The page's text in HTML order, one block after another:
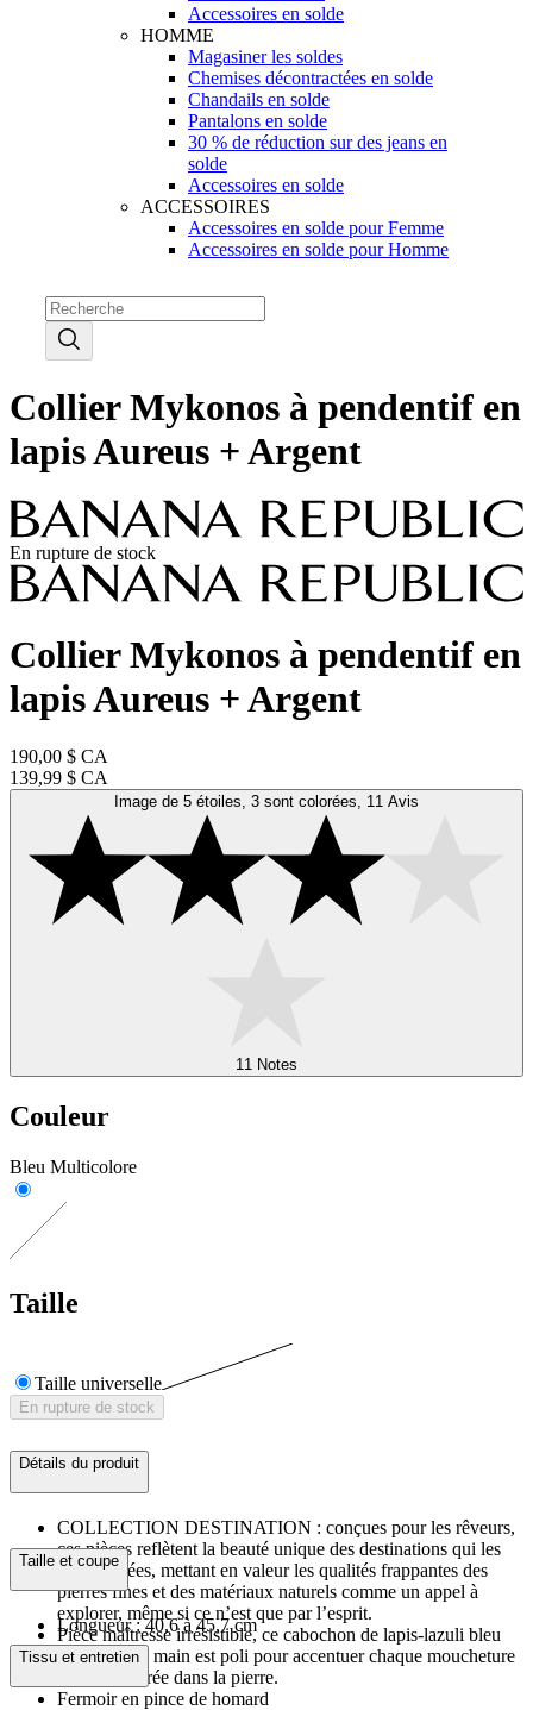
Accessoires en solde
HOMME
Magasiner les soldes
Chemises décontractées en solde
Chandails en solde
Pantalons en solde
30 % de réduction sur des jeans en
solde
Accessoires en solde
ACCESSOIRES
Accessoires en solde pour Femme
Accessoires en solde pour Homme
Collier Mykonos à pendentif en
lapis Aureus + Argent
En rupture de stock
Collier Mykonos à pendentif en
lapis Aureus + Argent
190,00 $ CA
139,99 $ CA
Image de 5 étoiles, 3 sont colorées, 11 Avis
11 Notes
Couleur
Bleu Multicolore
Taille
Taille universelle
En rupture de stock
Détails du produit
COLLECTION DESTINATION : conçues pour les rêveurs,
ces pièces reflètent la beauté unique des destinations qui les
ont inspirées, mettant en valeur les qualités frappantes des
pierres fines et des matériaux naturels comme un appel à
explorer, même si ce n’est que par l’esprit.
Pièce maîtresse irrésistible, ce cabochon de lapis-lazuli bleu
vif taillé à la main est poli pour accentuer chaque moucheture
de pyrite dorée dans la pierre.
Fermoir en pince de homard
Taille et coupe
Longueur : 40,6 à 45,7 cm
Tissu et entretien